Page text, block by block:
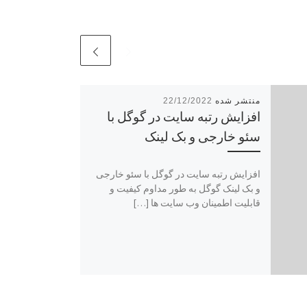
22/12/2022
افزایش رتبه سایت در گوگل با
سئو خارجی و بک لینک
افزایش رتبه سایت در گوگل با سئو خارجی
و بک لینک گوگل به طور مداوم کیفیت و
قابلیت اطمینان وب سایت ها […]